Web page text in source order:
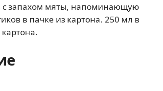
с запахом мяты, напоминающую
в пачке из картона. 250 мл в